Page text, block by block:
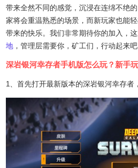
带来全然不同的感觉，沉浸在连绵不绝
家将会重温熟悉的场景，而新玩家也能
带来的快乐。我们非常期待你的加入，
地 ，管理层需要你，矿工们，行动起来吧
深岩银河幸存者手机版怎么玩？新手
1、首先打开最新版本的深岩银河幸存者